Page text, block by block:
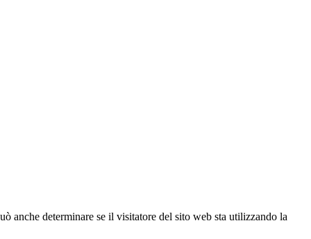
anche determinare se il visitatore del sito web sta utilizzando la